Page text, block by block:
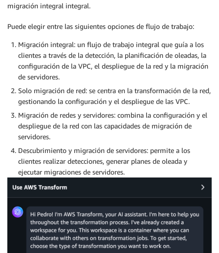
migración integral integral.
Puede elegir entre las siguientes opciones de flujo de trabajo:
Migración integral: un flujo de trabajo integral que guía a los
clientes a través de la detección, la planificación de oleadas, la
configuración de la VPC, el despliegue de la red y la migración
de servidores.
Solo migración de red: se centra en la transformación de la red,
gestionando la configuración y el despliegue de las VPC.
Migración de redes y servidores: combina la configuración y el
despliegue de la red con las capacidades de migración de
servidores.
Descubrimiento y migración de servidores: permite a los
clientes realizar detecciones, generar planes de oleada y
ejecutar migraciones de servidores.